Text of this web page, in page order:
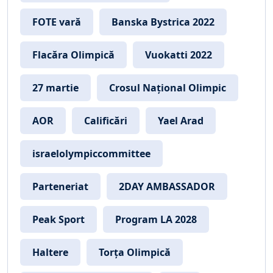
FOTE vară Banska Bystrica 2022
Flacăra Olimpică Vuokatti 2022
27 martie Crosul Național Olimpic
AOR Calificări Yael Arad
israelolympiccommittee
Parteneriat 2DAY AMBASSADOR
Peak Sport Program LA 2028
Haltere Torța Olimpică